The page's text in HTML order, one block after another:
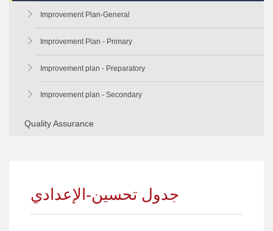
Preparatory
Secondary
Improvement Plan-General
Improvement Plan - Primary
Improvement plan - Preparatory
Improvement plan - Secondary
Quality Assurance
Quality Assurance -Preparatory
جدول تحسين-الإعدادي